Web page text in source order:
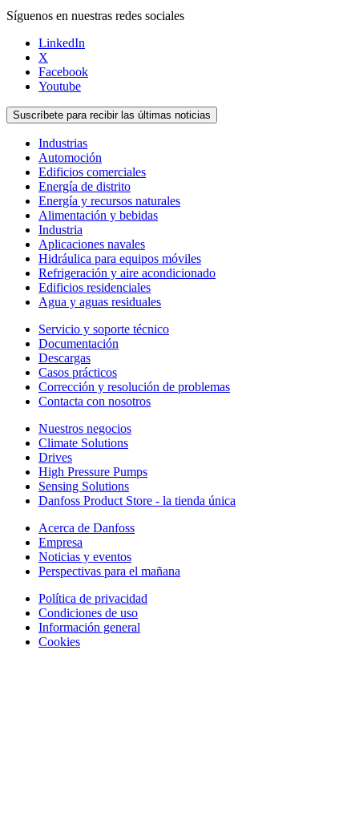
Síguenos en nuestras redes sociales
LinkedIn
X
Facebook
Youtube
Suscríbete para recibir las últimas noticias
Industrias
Automoción
Edificios comerciales
Energía de distrito
Energía y recursos naturales
Alimentación y bebidas
Industria
Aplicaciones navales
Hidráulica para equipos móviles
Refrigeración y aire acondicionado
Edificios residenciales
Agua y aguas residuales
Servicio y soporte técnico
Documentación
Descargas
Casos prácticos
Corrección y resolución de problemas
Contacta con nosotros
Nuestros negocios
Climate Solutions
Drives
High Pressure Pumps
Sensing Solutions
Danfoss Product Store - la tienda única
Acerca de Danfoss
Empresa
Noticias y eventos
Perspectivas para el mañana
Política de privacidad
Condiciones de uso
Información general
Cookies